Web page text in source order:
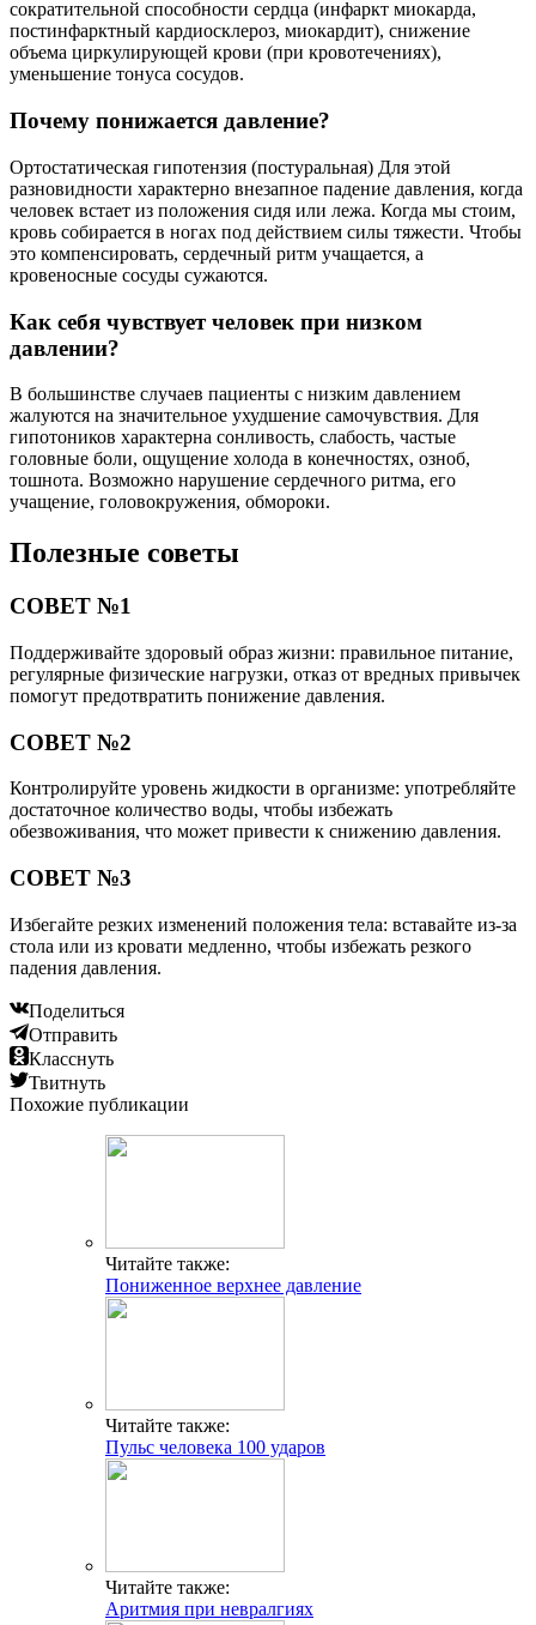
сократительной способности сердца (инфаркт миокарда,
постинфарктный кардиосклероз, миокардит), снижение
объема циркулирующей крови (при кровотечениях),
уменьшение тонуса сосудов.
Почему понижается давление?
Ортостатическая гипотензия (постуральная) Для этой
разновидности характерно внезапное падение давления, когда
человек встает из положения сидя или лежа. Когда мы стоим,
кровь собирается в ногах под действием силы тяжести. Чтобы
это компенсировать, сердечный ритм учащается, а
кровеносные сосуды сужаются.
Как себя чувствует человек при низком
давлении?
В большинстве случаев пациенты с низким давлением
жалуются на значительное ухудшение самочувствия. Для
гипотоников характерна сонливость, слабость, частые
головные боли, ощущение холода в конечностях, озноб,
тошнота. Возможно нарушение сердечного ритма, его
учащение, головокружения, обмороки.
Полезные советы
СОВЕТ №1
Поддерживайте здоровый образ жизни: правильное питание,
регулярные физические нагрузки, отказ от вредных привычек
помогут предотвратить понижение давления.
СОВЕТ №2
Контролируйте уровень жидкости в организме: употребляйте
достаточное количество воды, чтобы избежать
обезвоживания, что может привести к снижению давления.
СОВЕТ №3
Избегайте резких изменений положения тела: вставайте из-за
стола или из кровати медленно, чтобы избежать резкого
падения давления.
Поделиться
Отправить
Класснуть
Твитнуть
Похожие публикации
Читайте также:
Пониженное верхнее давление
Читайте также:
Пульс человека 100 ударов
Читайте также:
Аритмия при невралгиях